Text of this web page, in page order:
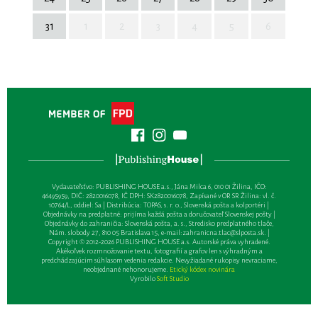
31
Vydavateľsťvo: PUBLISHING HOUSE a.s., Jána Milca 6, 010 01 Žilina, IČO:
46495959, DIČ: 2820016078, IČ DPH: SK2820016078, Zapísané v OR SR Žilina: vl. č.
10764/L, oddiel: Sa | Distribúcia: TOPAS, s. r. o., Slovenská pošta a kolportéri |
Objednávky na predplatné: prijíma každá pošta a doručovateľ Slovenskej pošty |
Objednávky do zahraničia: Slovenská pošta, a. s., Stredisko predplatného tlače,
Nám. slobody 27, 810 05 Bratislava 15, e-mail:zahranicna.tlac@slposta.sk. |
Copyright © 2012-2026 PUBLISHING HOUSE a.s. Autorské práva vyhradené.
Akékoľvek rozmnožovanie textu, fotografií a grafov len s výhradným a
predchádzajúcim súhlasom vedenia redakcie. Nevyžiadané rukopisy nevraciame,
neobjednané nehonorujeme. Etický kódex novinára
VyrobiloSoft Studio